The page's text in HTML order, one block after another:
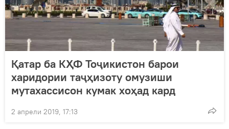
Қатар ба КҲФ Тоҷикистон барои
харидории таҷҳизоту омузиши
мутахассисон кумак хоҳад кард
2 апрели 2019, 17:13